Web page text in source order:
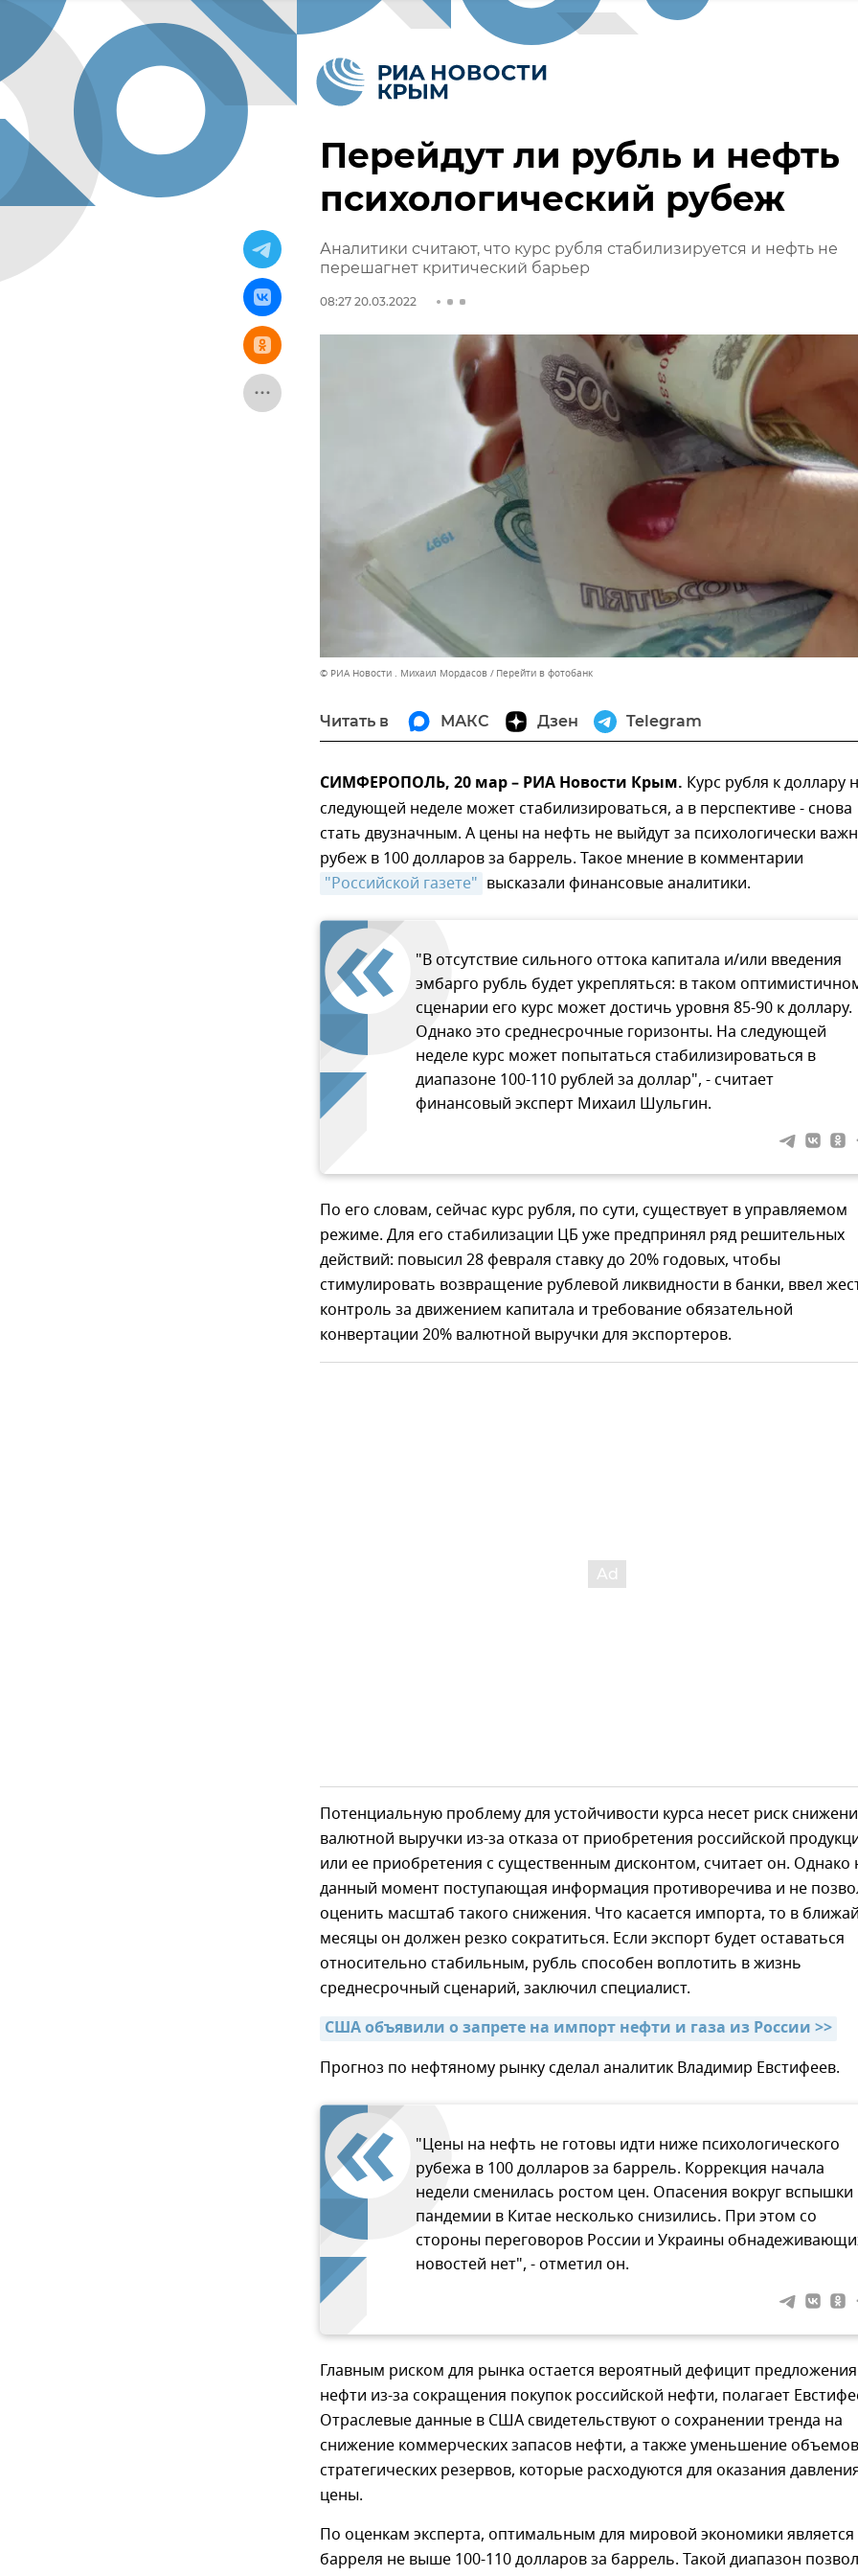
Перейдут ли рубль и нефть
психологический рубеж
Аналитики считают, что курс рубля стабилизируется и нефть не
перешагнет критический барьер
08:27 20.03.2022
© РИА Новости . Михаил Мордасов Перейти в фотобанк
Читать в МАКС Дзен Telegram
СИМФЕРОПОЛЬ, 20 мар – РИА Новости Крым. Курс рубля к доллару
следующей неделе может стабилизироваться, а в перспективе - снова
стать двузначным. А цены на нефть не выйдут за психологически
рубеж в 100 долларов за баррель. Такое мнение в комментарии
"Российской газете" высказали финансовые аналитики.
"В отсутствие сильного оттока капитала и/или введения
эмбарго рубль будет укрепляться: в таком
сценарии его курс может достичь уровня 85-90 к доллару.
Однако это среднесрочные горизонты. На следующей
неделе курс может попытаться стабилизироваться в
диапазоне 100-110 рублей за доллар", - считает
финансовый эксперт Михаил Шульгин.
По его словам, сейчас курс рубля, по сути, существует в управляемом
режиме. Для его стабилизации ЦБ уже предпринял ряд решительных
действий: повысил 28 февраля ставку до 20% годовых, чтобы
стимулировать возвращение рублевой ликвидности в банки, ввел
контроль за движением капитала и требование обязательной
конвертации 20% валютной выручки для экспортеров.
Потенциальную проблему для устойчивости курса несет риск
валютной выручки из-за отказа от приобретения российской
или ее приобретения с существенным дисконтом, считает он. Однако
данный момент поступающая информация противоречива и не
оценить масштаб такого снижения. Что касается импорта, то в
месяцы он должен резко сократиться. Если экспорт будет оставаться
относительно стабильным, рубль способен воплотить в жизнь
среднесрочный сценарий, заключил специалист.
США объявили о запрете на импорт нефти и газа из России >>
Прогноз по нефтяному рынку сделал аналитик Владимир Евстифеев.
"Цены на нефть не готовы идти ниже психологического
рубежа в 100 долларов за баррель. Коррекция начала
недели сменилась ростом цен. Опасения вокруг вспышки
пандемии в Китае несколько снизились. При этом со
стороны переговоров России и Украины
новостей нет", - отметил он.
Главным риском для рынка остается вероятный дефицит предложения
нефти из-за сокращения покупок российской нефти, полагает
Отраслевые данные в США свидетельствуют о сохранении тренда на
снижение коммерческих запасов нефти, а также уменьшение объемов
стратегических резервов, которые расходуются для оказания
цены.
По оценкам эксперта, оптимальным для мировой экономики является
барреля не выше 100-110 долларов за баррель. Такой диапазон